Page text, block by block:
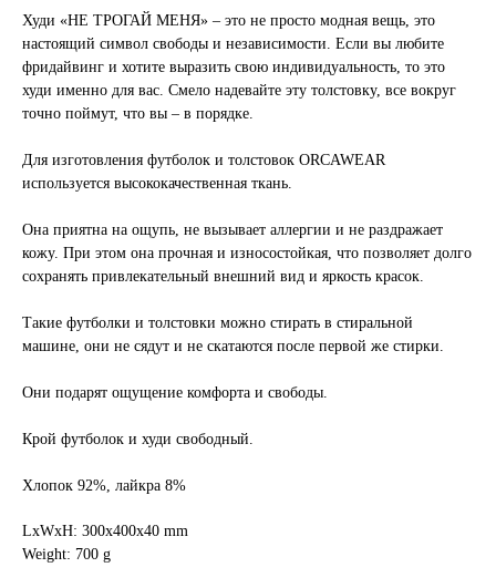
Худи «НЕ ТРОГАЙ МЕНЯ» – это не просто модная вещь, это
настоящий символ свободы и независимости. Если вы любите
фридайвинг и хотите выразить свою индивидуальность, то это
худи именно для вас. Смело надевайте эту толстовку, все вокруг
точно поймут, что вы – в порядке.
Для изготовления футболок и толстовок ORCAWEAR
используется высококачественная ткань.
Она приятна на ощупь, не вызывает аллергии и не раздражает
кожу. При этом она прочная и износостойкая, что позволяет долго
сохранять привлекательный внешний вид и яркость красок.
Такие футболки и толстовки можно стирать в стиральной
машине, они не сядут и не скатаются после первой же стирки.
Они подарят ощущение комфорта и свободы.
Крой футболок и худи свободный.
Хлопок 92%, лайкра 8%
LxWxH: 300x400x40 mm
Weight: 700 g